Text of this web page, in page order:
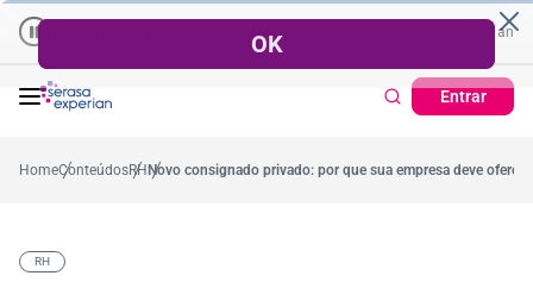
Empresas | Recuperação de Crédito
Entrar
57,2% Cartão de Crédito | Cadastro
HomeConteúdosRH Novo consignado privado: por que sua empresa deve
RH